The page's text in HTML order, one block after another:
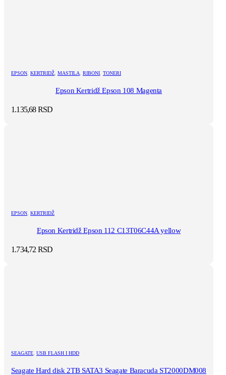
EPSON KERTRIDŽ MASTILA RIBONI TONERI
Epson Kertridž Epson 108 Magenta
1.135,68RSD
EPSON KERTRIDŽ
Epson Kertridž Epson 112 C13T06C44A yellow
1.734,72 RSD
SEAGATE USB FLASH I HDD
Seagate Hard disk 2TB SATA3 Seagate Baracuda ST2000DM008